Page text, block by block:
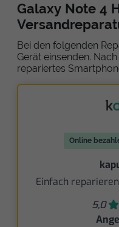
Galaxy Note 4
Bei den folgenden
Gerät einsenden.
repariertes
Online
Einfach
5,0